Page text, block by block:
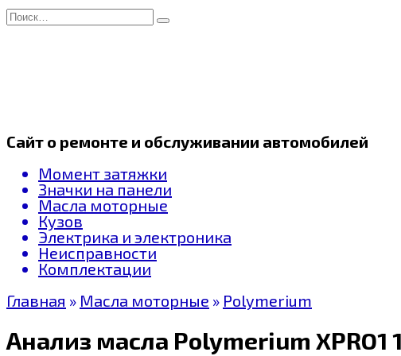
Перейти
к
Search
for:
Сайт о ремонте и обслуживании автомобилей
Момент затяжки
Значки на панели
Масла моторные
Кузов
Электрика и электроника
Неисправности
Комплектации
Главная » Масла моторные » Polymerium
Анализ масла Polymerium XPRO1